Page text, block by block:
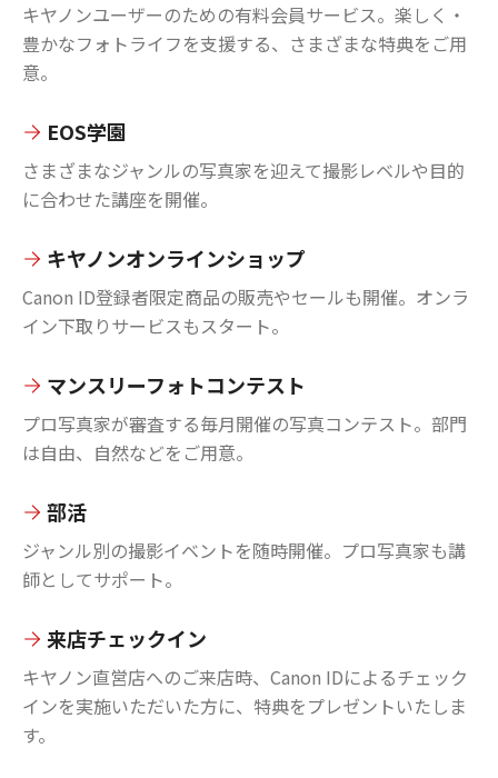
キヤノンユーザーのための有料会員サービス。楽しく・
豊かなフォトライフを支援する、さまざまな特典をご用
意。
EOS学園
さまざまなジャンルの写真家を迎えて撮影レベルや目的
に合わせた講座を開催。
キヤノンオンラインショップ
Canon ID登録者限定商品の販売やセールも開催。オンラ
イン下取りサービスもスタート。
マンスリーフォトコンテスト
プロ写真家が審査する毎月開催の写真コンテスト。部門
は自由、自然などをご用意。
部活
ジャンル別の撮影イベントを随時開催。プロ写真家も講
師としてサポート。
来店チェックイン
キヤノン直営店へのご来店時、Canon IDによるチェック
インを実施いただいた方に、特典をプレゼントいたしま
す。